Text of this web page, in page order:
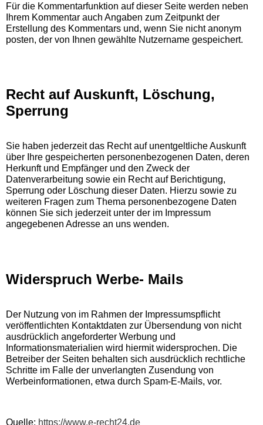
Für die Kommentarfunktion auf dieser Seite werden neben
Ihrem Kommentar auch Angaben zum Zeitpunkt der
Erstellung des Kommentars und, wenn Sie nicht anonym
posten, der von Ihnen gewählte Nutzername gespeichert.
Recht auf Auskunft, Löschung,
Sperrung
Sie haben jederzeit das Recht auf unentgeltliche Auskunft
über Ihre gespeicherten personenbezogenen Daten, deren
Herkunft und Empfänger und den Zweck der
Datenverarbeitung sowie ein Recht auf Berichtigung,
Sperrung oder Löschung dieser Daten. Hierzu sowie zu
weiteren Fragen zum Thema personenbezogene Daten
können Sie sich jederzeit unter der im Impressum
angegebenen Adresse an uns wenden.
Widerspruch Werbe- Mails
Der Nutzung von im Rahmen der Impressumspflicht
veröffentlichten Kontaktdaten zur Übersendung von nicht
ausdrücklich angeforderter Werbung und
Informationsmaterialien wird hiermit widersprochen. Die
Betreiber der Seiten behalten sich ausdrücklich rechtliche
Schritte im Falle der unverlangten Zusendung von
Werbeinformationen, etwa durch Spam-E-Mails, vor.
Quelle: https://www.e-recht24.de